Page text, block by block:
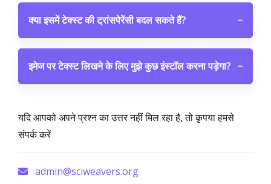
क्या इसमें टेक्स्ट की ट्रांसपेरेंसी बदल सकते हैं? −
इमेज पर टेक्स्ट लिखने के लिए मुझे कुछ इंस्टॉल करना पड़ेगा? −
यदि आपको अपने प्रश्न का उत्तर नहीं मिल रहा है, तो कृपया हमसे
संपर्क करें
admin@sciweavers.org